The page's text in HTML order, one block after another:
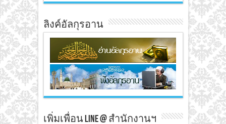
ลิงค์อัลกุรอาน
เพิ่มเพื่อน line @ สำนักงานฯ